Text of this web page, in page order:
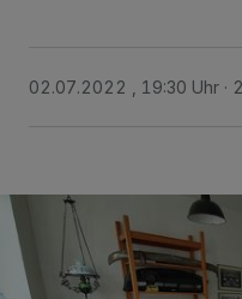
02.07.2022 , 19:30 Uhr